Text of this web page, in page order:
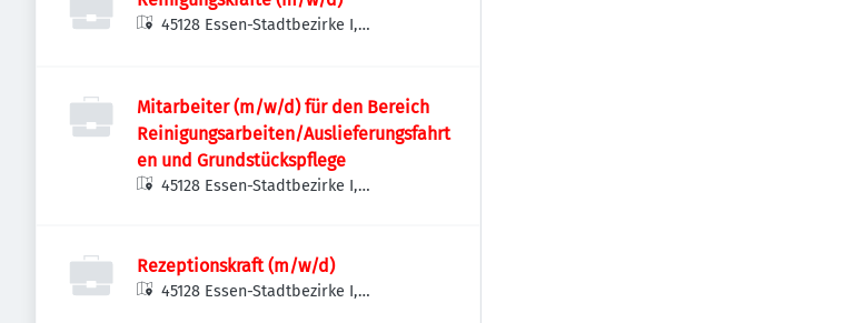
45128 Essen-Stadtbezirke I,
Mitarbeiter (m/w/d) für den Bereich
Reinigungsarbeiten/Auslieferungsfahrt
en und Grundstückspflege
45128 Essen-Stadtbezirke I,
Rezeptionskraft (m/w/d)
45128 Essen-Stadtbezirke I,